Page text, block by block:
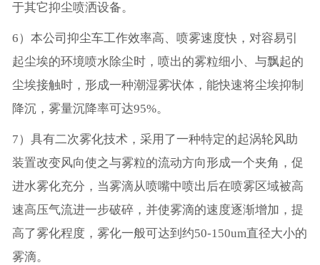
于其它抑尘喷洒设备。
6）本公司抑尘车工作效率高、喷雾速度快，对容易引
起尘埃的环境喷水除尘时，喷出的雾粒细小、与飘起的
尘埃接触时，形成一种潮湿雾状体，能快速将尘埃抑制
降沉，雾量沉降率可达95%。
7）具有二次雾化技术，采用了一种特定的起涡轮风助
装置改变风向使之与雾粒的流动方向形成一个夹角，促
进水雾化充分，当雾滴从喷嘴中喷出后在喷雾区域被高
速高压气流进一步破碎，并使雾滴的速度逐渐增加，提
高了雾化程度，雾化一般可达到约50-150um直径大小的
雾滴。